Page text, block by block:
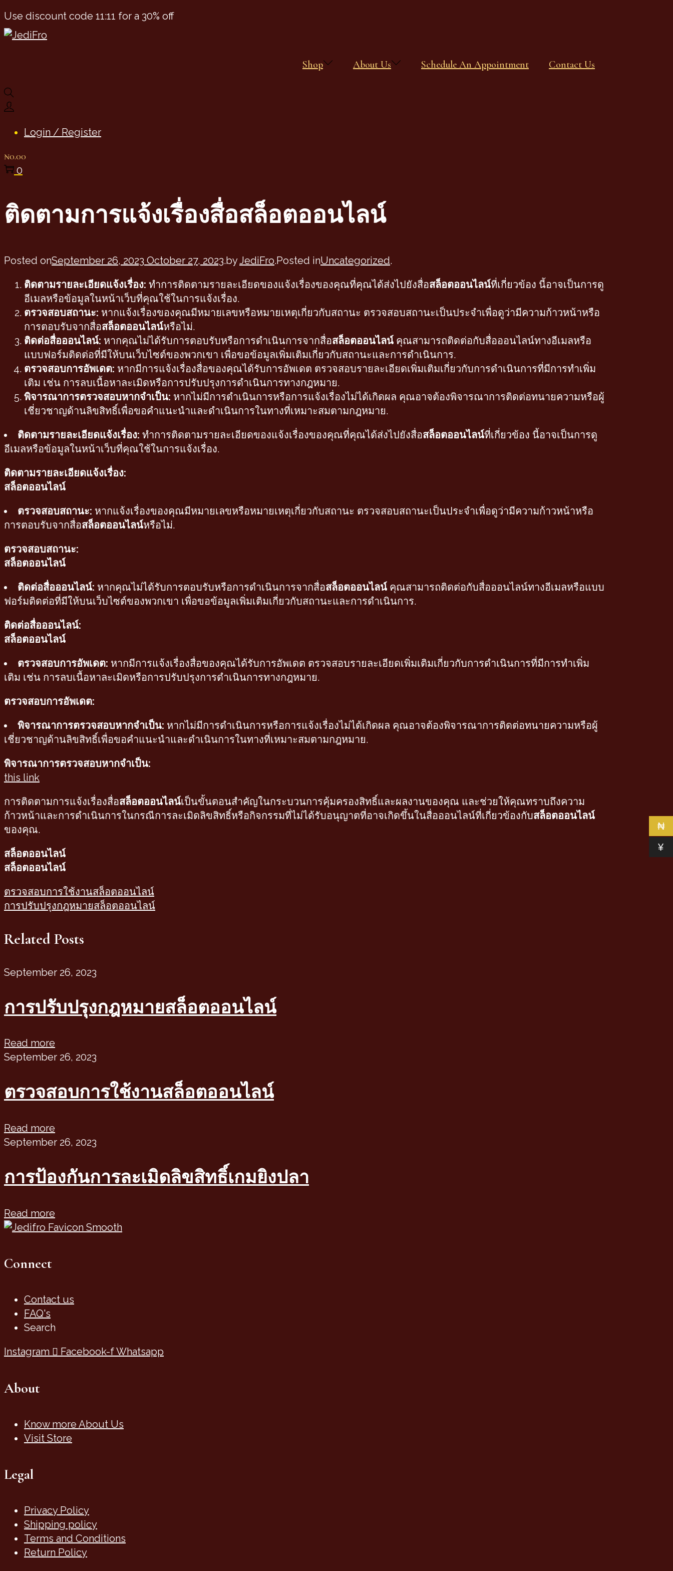
Use discount code 11:11 for a 30% off
Skip
Skip
Shop About Us Schedule An Appointment Contact Us
Login / Register
₦0.00
0
ติดตามการแจ้งเรื่องสื่อสล็อตออนไลน์
Posted onSeptember 26, 2023 October 27, 2023.byJediFro.Posted inUncategorized.
ติดตามรายละเอียดแจ้งเรื่อง: ทำการติดตามรายละเอียดของแจ้งเรื่องของคุณที่คุณได้ส่งไปยังสื่อสล็อตออนไลน์ที่เกี่ยวข้อง นี้อาจเป็นการดู
อีเมลหรือข้อมูลในหน้าเว็บที่คุณใช้ในการแจ้งเรื่อง.
ตรวจสอบสถานะ: หากแจ้งเรื่องของคุณมีหมายเลขหรือหมายเหตุเกี่ยวกับสถานะ ตรวจสอบสถานะเป็นประจำเพื่อดูว่ามีความก้าวหน้าหรือ
การตอบรับจากสื่อสล็อตออนไลน์หรือไม่.
ติดต่อสื่อออนไลน์: หากคุณไม่ได้รับการตอบรับหรือการดำเนินการจากสื่อสล็อตออนไลน์ คุณสามารถติดต่อกับสื่อออนไลน์ทางอีเมลหรือ
แบบฟอร์มติดต่อที่มีให้บนเว็บไซต์ของพวกเขา เพื่อขอข้อมูลเพิ่มเติมเกี่ยวกับสถานะและการดำเนินการ.
ตรวจสอบการอัพเดต: หากมีการแจ้งเรื่องสื่อของคุณได้รับการอัพเดต ตรวจสอบรายละเอียดเพิ่มเติมเกี่ยวกับการดำเนินการที่มีการทำเพิ่ม
เติม เช่น การลบเนื้อหาละเมิดหรือการปรับปรุงการดำเนินการทางกฎหมาย.
พิจารณาการตรวจสอบหากจำเป็น: หากไม่มีการดำเนินการหรือการแจ้งเรื่องไม่ได้เกิดผล คุณอาจต้องพิจารณาการติดต่อทนายความหรือผู้
เชี่ยวชาญด้านลิขสิทธิ์เพื่อขอคำแนะนำและดำเนินการในทางที่เหมาะสมตามกฎหมาย.
ติดตามรายละเอียดแจ้งเรื่อง: ทำการติดตามรายละเอียดของแจ้งเรื่องของคุณที่คุณได้ส่งไปยังสื่อสล็อตออนไลน์ที่เกี่ยวข้อง นี้อาจเป็นการดู
อีเมลหรือข้อมูลในหน้าเว็บที่คุณใช้ในการแจ้งเรื่อง.
ติดตามรายละเอียดแจ้งเรื่อง:
สล็อตออนไลน์
ตรวจสอบสถานะ: หากแจ้งเรื่องของคุณมีหมายเลขหรือหมายเหตุเกี่ยวกับสถานะ ตรวจสอบสถานะเป็นประจำเพื่อดูว่ามีความก้าวหน้าหรือ
การตอบรับจากสื่อสล็อตออนไลน์หรือไม่.
ตรวจสอบสถานะ:
สล็อตออนไลน์
ติดต่อสื่อออนไลน์: หากคุณไม่ได้รับการตอบรับหรือการดำเนินการจากสื่อสล็อตออนไลน์ คุณสามารถติดต่อกับสื่อออนไลน์ทางอีเมลหรือแบบ
ฟอร์มติดต่อที่มีให้บนเว็บไซต์ของพวกเขา เพื่อขอข้อมูลเพิ่มเติมเกี่ยวกับสถานะและการดำเนินการ.
ติดต่อสื่อออนไลน์:
สล็อตออนไลน์
ตรวจสอบการอัพเดต: หากมีการแจ้งเรื่องสื่อของคุณได้รับการอัพเดต ตรวจสอบรายละเอียดเพิ่มเติมเกี่ยวกับการดำเนินการที่มีการทำเพิ่ม
เติม เช่น การลบเนื้อหาละเมิดหรือการปรับปรุงการดำเนินการทางกฎหมาย.
ตรวจสอบการอัพเดต:
พิจารณาการตรวจสอบหากจำเป็น: หากไม่มีการดำเนินการหรือการแจ้งเรื่องไม่ได้เกิดผล คุณอาจต้องพิจารณาการติดต่อทนายความหรือผู้
เชี่ยวชาญด้านลิขสิทธิ์เพื่อขอคำแนะนำและดำเนินการในทางที่เหมาะสมตามกฎหมาย.
พิจารณาการตรวจสอบหากจำเป็น:
this link
การติดตามการแจ้งเรื่องสื่อสล็อตออนไลน์เป็นขั้นตอนสำคัญในกระบวนการคุ้มครองสิทธิ์และผลงานของคุณ และช่วยให้คุณทราบถึงความ
ก้าวหน้าและการดำเนินการในกรณีการละเมิดลิขสิทธิ์หรือกิจกรรมที่ไม่ได้รับอนุญาตที่อาจเกิดขึ้นในสื่อออนไลน์ที่เกี่ยวข้องกับสล็อตออนไลน์
ของคุณ.
สล็อตออนไลน์
สล็อตออนไลน์
Post
Previous
post:
ตรวจสอบการใช้งานสล็อตออนไลน์
Next
การปรับปรุงกฎหมายสล็อตออนไลน์
Related Posts
September 26, 2023
การปรับปรุงกฎหมายสล็อตออนไลน์
Read more
September 26, 2023
ตรวจสอบการใช้งานสล็อตออนไลน์
Read more
September 26, 2023
การป้องกันการละเมิดลิขสิทธิ์เกมยิงปลา
Read more
Connect
Contact us
FAQ's
Search
Instagram
Facebook-fWhatsapp
About
Know more About Us
Visit Store
Legal
Privacy Policy
Shipping policy
Terms and Conditions
Return Policy
₦
¥